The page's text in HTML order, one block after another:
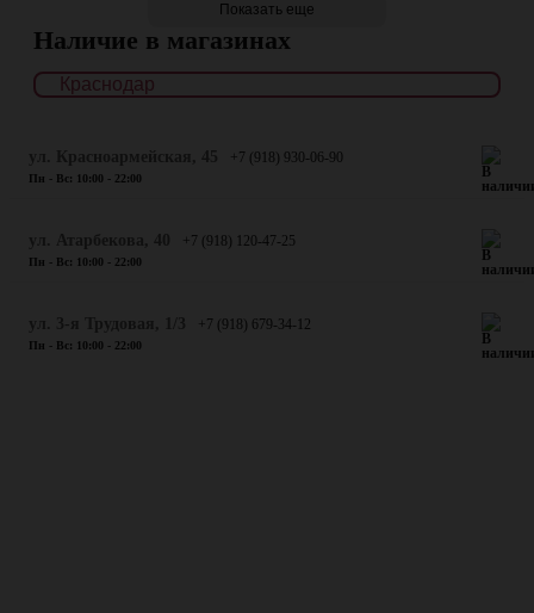
Показать еще
Наличие в магазинах
+7 (918) 930-06-90
Пн - Вс: 10:00 - 22:00
+7 (918) 120-47-25
Пн - Вс: 10:00 - 22:00
+7 (918) 679-34-12
Пн - Вс: 10:00 - 22:00